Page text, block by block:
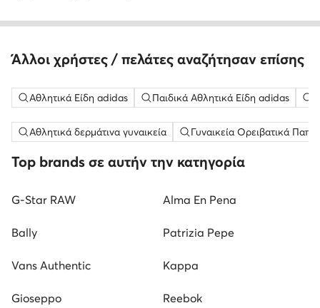
Άλλοι χρήστες / πελάτες αναζήτησαν επίσης
Αθλητικά Είδη adidas Παιδικά Αθλητικά Είδη adidas
Αθλητικά δερμάτινα γυναικεία Γυναικεία Ορειβατικά
Top brands σε αυτήν την κατηγορία
G-Star RAW Alma En Pena
Bally Patrizia Pepe
Vans Authentic Kappa
Gioseppo Reebok